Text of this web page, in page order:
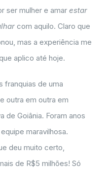
ser mulher e amar estar
com aquilo. Claro que
mas a experiência me
aplico até hoje.
franquias de uma
outra em outra em
de Goiânia. Foram anos
maravilhosa.
deu muito certo,
de R$5 milhões! Só